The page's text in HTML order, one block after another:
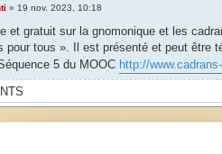
» 19 nov. 2023, 10:18
et gratuit sur la gnomonique et les
pour tous ». Il est présenté et peut être
5 du MOOC http://